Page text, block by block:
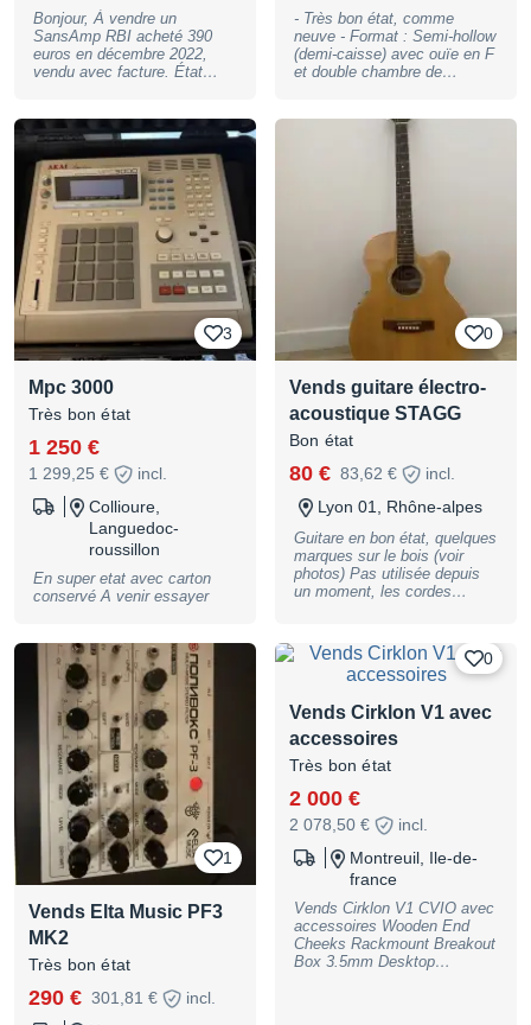
Bonjour, À vendre un
SansAmp RBI acheté 390
euros en décembre 2022,
vendu avec facture. État
- Très bon état, comme
neuve - Format : Semi-hollow
(demi-caisse) avec ouïe en F
et double chambre de
Finition : Clear Orange
brillante avec plaque de
protection (pickguard) 3 plis
couleur crème / parchemin -
Manche en Érable fixé par 4
vis (bolt-on) - Touche en
Érable (Maple) avec repères
(dots) noirs - Profil de
manche : Medium C -
Diapason : 25,5" (648 mm) -
Radius : 9,5" (241 mm) -
Nombre de frettes : 22 frettes
Medium Jumbo - Micro
chevalet : G&L MFD™
(Magnetic Field Design)
simple bobinage conçu par
Leo Fender (fabriqué aux
USA) - Micro manche :
Humbucker G&L AS4255C à
aimants Alnico - Contrôles : 1
volume master, 1 tonalité
master, sélecteur de micros 3
positions - Chevalet : Style «
boxed-steel » traditionnel
avec pontets individuels en
laiton - Mécaniques : Bain
d'huile scellées (ratio 18:1) -
réglages 1 an Visible chez
Ferre Musique (Grenoble)
Envoi possible Pas
3
Mpc 3000
Très bon état
1 250 €
1 299,25 €
incl.
Collioure,
Languedoc-
roussillon
En super etat avec carton
conservé A venir essayer
0
Vends guitare électro-
acoustique STAGG
Bon état
80 € 83,62 €
incl.
Lyon 01, Rhône-alpes
Guitare en bon état, quelques
marques sur le bois (voir
photos) Pas utilisée depuis
un moment, les cordes
Housse non molletonnée
offerte. Bon son pour le prix !
Visible sur Lyon
1
Vends Elta Music PF3
MK2
Très bon état
290 € 301,81 €
incl.
0
Vends Cirklon V1 avec
accessoires
Très bon état
2 000 €
2 078,50 €
incl.
Montreuil, Ile-de-
france
Vends Cirklon V1 CVIO avec
accessoires Wooden End
Cheeks Rackmount Breakout
Box 3.5mm Desktop